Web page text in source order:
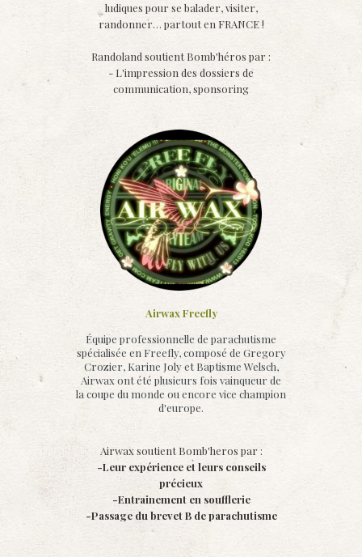
ludiques pour se balader, visiter,
randonner… partout en FRANCE !
Randoland soutient Bomb'héros par :
- L'impression des dossiers de
communication, sponsoring
Airwax Freefly
Équipe professionnelle de parachutisme
spécialisée en Freefly, composé de Gregory
Crozier, Karine Joly et Baptisme Welsch,
Airwax ont été plusieurs fois vainqueur de
la coupe du monde ou encore vice champion
d'europe.
Airwax soutient Bomb'heros par :
-Leur expérience et leurs conseils
précieux
-Entrainement en soufflerie
-Passage du brevet B de parachutisme